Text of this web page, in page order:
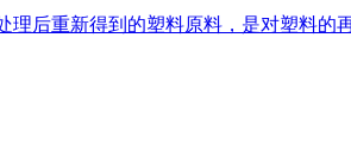
后重新得到的塑料原料，是对塑料的